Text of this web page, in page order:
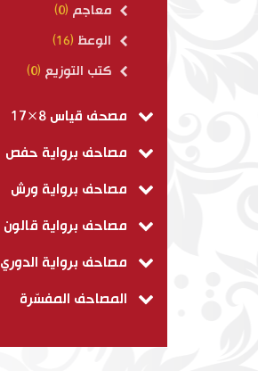
معاجم (0)
الوعظ (16)
كتب التوزيع (0)
مصحف قياس 8×17
مصاحف برواية حفص
مصاحف برواية ورش
مصاحف برواية قالون
مصاحف برواية الدوري
المصاحف المفسّرة